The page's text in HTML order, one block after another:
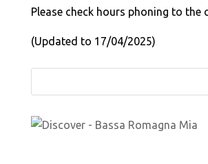
Please check hours phoning to the
(Updated to 17/04/2025)